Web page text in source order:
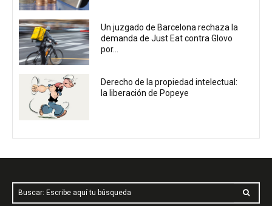
Un juzgado de Barcelona rechaza la
demanda de Just Eat contra Glovo
por...
Derecho de la propiedad intelectual:
la liberación de Popeye
Buscar: Escribe aquí tu búsqueda